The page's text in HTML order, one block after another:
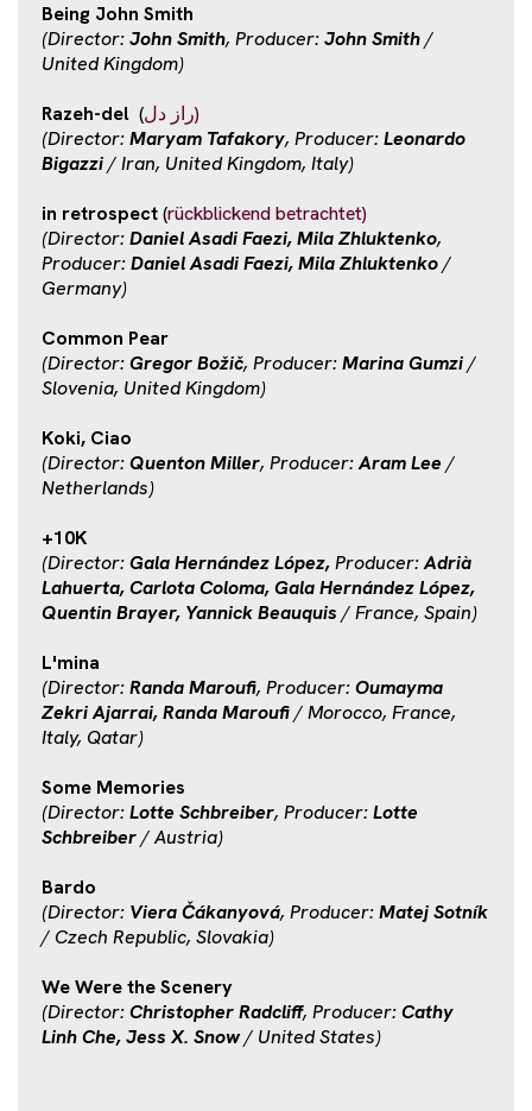
Being John Smith
(Director:John Smith, Producer:John Smith/
United Kingdom)
Razeh-del (
راز دل)
(Director:Maryam Tafakory, Producer:Leonardo
Bigazzi/ Iran, United Kingdom, Italy)
in retrospect(rückblickend betrachtet)
(Director:Daniel Asadi Faezi, Mila Zhluktenko,
Producer:Daniel Asadi Faezi, Mila Zhluktenko/
Germany)
Common Pear
(Director:Gregor Božič, Producer:Marina Gumzi/
Slovenia, United Kingdom)
Koki, Ciao
(Director:Quenton Miller, Producer:Aram Lee /
Netherlands)
+10K
(Director:Gala Hernández López,Producer:Adrià
Lahuerta, Carlota Coloma, Gala Hernández López,
Quentin Brayer, Yannick Beauquis / France, Spain)
L'mina
(Director:Randa Maroufi, Producer:Oumayma
Zekri Ajarrai, Randa Maroufi/ Morocco, France,
Italy, Qatar)
Some Memories
(Director:Lotte Schbreiber, Producer:Lotte
Schbreiber/ Austria)
Bardo
(Director: Viera Čákanyová, Producer:Matej Sotník
/ Czech Republic, Slovakia)
We Were the Scenery
(Director:Christopher Radcliff, Producer:Cathy
Linh Che, Jess X. Snow/ United States)